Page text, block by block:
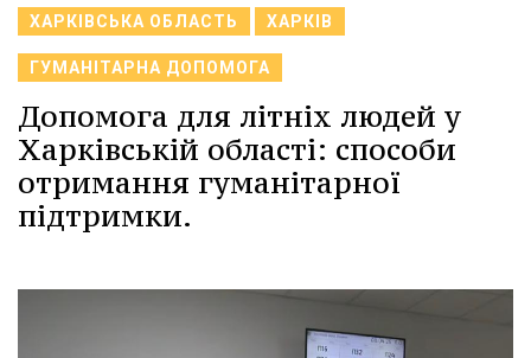
ХАРКІВСЬКА ОБЛАСТЬ ХАРКІВ
ГУМАНІТАРНА ДОПОМОГА
Допомога для літніх людей у
Харківській області: способи
отримання гуманітарної
підтримки.